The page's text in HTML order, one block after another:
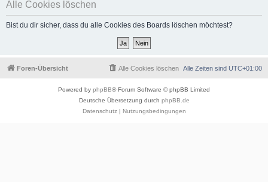
Alle Cookies löschen
Bist du dir sicher, dass du alle Cookies des Boards löschen möchtest?
Foren-Übersicht Alle Zeiten sind UTC+01:00
Alle Cookies löschen
Powered by phpBB® Forum Software © phpBB Limited
Deutsche Übersetzung durch phpBB.de
Datenschutz| Nutzungsbedingungen